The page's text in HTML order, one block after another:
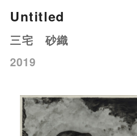
Untitled
三宅 砂織
2019